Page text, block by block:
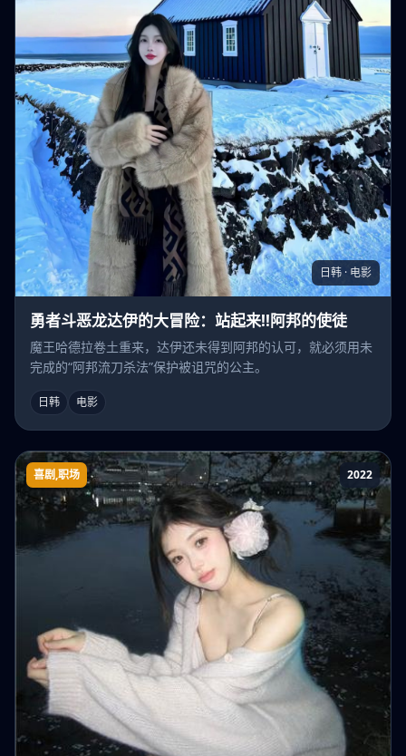
日韩 · 电影
勇者斗恶龙达伊的大冒险：站起来!!阿邦的使徒
魔王哈德拉卷土重来，达伊还未得到阿邦的认可，就必须用未
完成的“阿邦流刀杀法”保护被诅咒的公主。
日韩 电影
我的银行不是梦
喜剧,职场 2022